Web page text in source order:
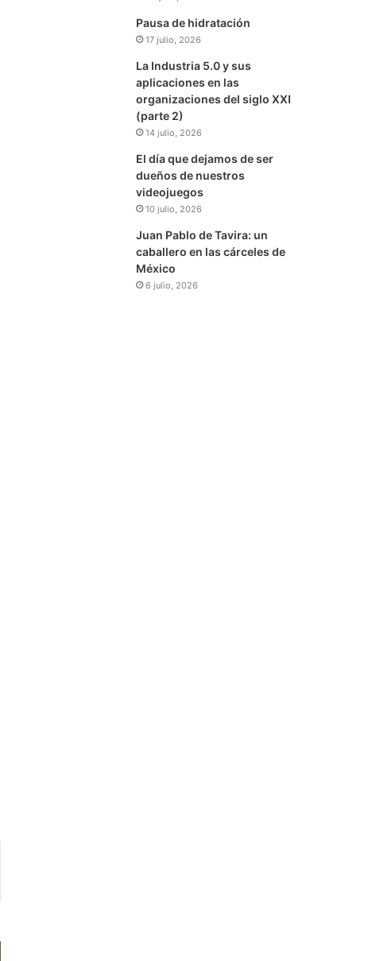
Pausa de hidratación
17 julio, 2026
La Industria 5.0 y sus
aplicaciones en las
organizaciones del siglo XXI
(parte 2)
14 julio, 2026
El día que dejamos de ser
dueños de nuestros
videojuegos
10 julio, 2026
Juan Pablo de Tavira: un
caballero en las cárceles de
México
6 julio, 2026